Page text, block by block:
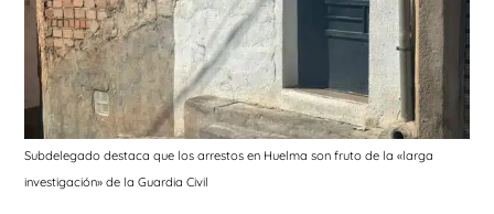
Subdelegado destaca que los arrestos en Huelma son fruto de la «larga
investigación» de la Guardia Civil